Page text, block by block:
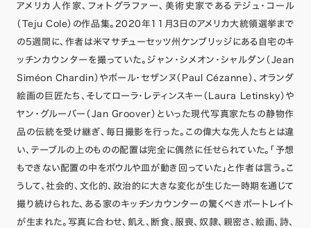
アメリカ人作家、フォトグラファー、美術史家であるテジュ・コール
（Teju Cole）の作品集。2020年11月3日のアメリカ大統領選挙まで
の5週間に、作者は米マサチューセッツ州ケンブリッジにある自宅のキ
ッチンカウンターを撮っていた。ジャン・シメオン・シャルダン（Jean
Siméon Chardin）やポール・セザンヌ（Paul Cézanne）、オランダ
絵画の巨匠たち、そしてローラ・レティンスキー（Laura Letinsky）や
ヤン・グルーバー（Jan Groover）といった現代写真家たちの静物作
品の伝統を受け継ぎ、毎日撮影を行った。この偉大な先人たちとは違
い、テーブルの上のものの配置は完全に偶然に任せられていた。「予想
もできない配置の中をボウルや皿が動き回っていた」と作者は言う。こ
うして、社会的、文化的、政治的に大きな変化が生じた一時期を通じて
撮り続けられた、ある家のキッチンカウンターの驚くべきポートレイト
が生まれた。写真に合わせ、飢え、断食、服喪、奴隷、親密さ、絵画、詩、